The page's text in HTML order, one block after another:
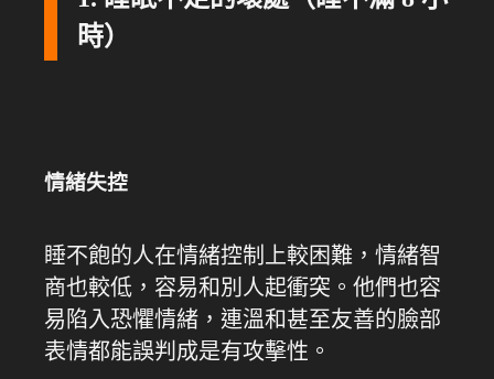
時）
情緒失控
睡不飽的人在情緒控制上較困難，情緒智
商也較低，容易和別人起衝突。他們也容
易陷入恐懼情緒，連溫和甚至友善的臉部
表情都能誤判成是有攻擊性。